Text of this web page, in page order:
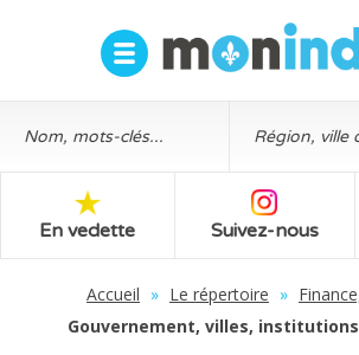
En vedette Suivez-nous
Accueil » Le répertoire »
Gouvernement, villes,